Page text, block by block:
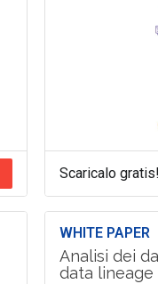
Scaricalo gratis!
WHITE PAPER
Analisi dei
data lineage